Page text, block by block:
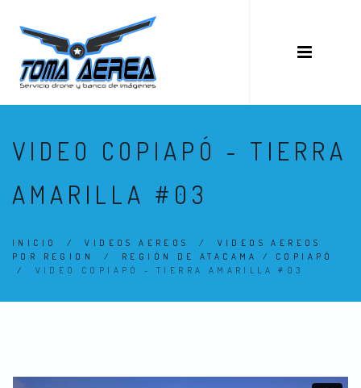
VIDEO COPIAPÓ - TIERRA
AMARILLA #03
INICIO /VIDEOS AEREOS / VIDEOS AEREOS
POR REGION
/ REGIÓN DE ATACAMA / COPIAPÓ
/ VIDEO COPIAPÓ - TIERRA AMARILLA #03